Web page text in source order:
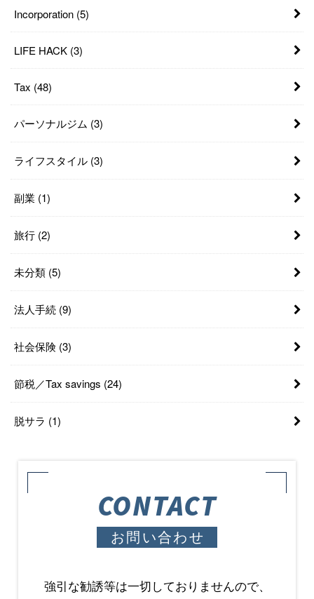
Incorporation (5)
LIFE HACK (3)
Tax (48)
パーソナルジム (3)
ライフスタイル (3)
副業 (1)
旅行 (2)
未分類 (5)
法人手続 (9)
社会保険 (3)
節税／Tax savings (24)
脱サラ (1)
CONTACT
お問い合わせ
強引な勧誘等は一切しておりませんので、